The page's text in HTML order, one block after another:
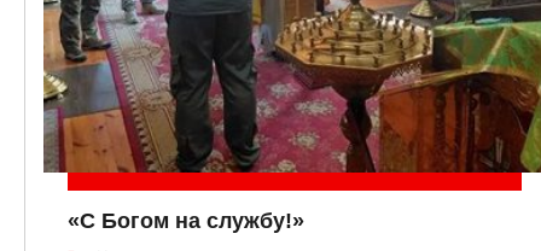
«С Богом на службу!»